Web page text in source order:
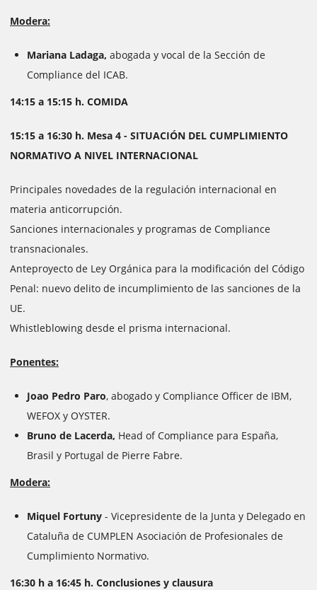
Modera:
Mariana Ladaga, abogada y vocal de la Sección de
Compliance del ICAB.
14:15 a 15:15 h. COMIDA
15:15 a 16:30 h. Mesa 4 - SITUACIÓN DEL CUMPLIMIENTO
NORMATIVO A NIVEL INTERNACIONAL
Principales novedades de la regulación internacional en
materia anticorrupción.
Sanciones internacionales y programas de Compliance
transnacionales.
Anteproyecto de Ley Orgánica para la modificación del Código
Penal: nuevo delito de incumplimiento de las sanciones de la
UE.
Whistleblowing desde el prisma internacional.
Ponentes:
Joao Pedro Paro, abogado y Compliance Officer de IBM,
WEFOX y OYSTER.
Bruno de Lacerda, Head of Compliance para España,
Brasil y Portugal de Pierre Fabre.
Modera:
Miquel Fortuny - Vicepresidente de la Junta y Delegado en
Cataluña de CUMPLEN Asociación de Profesionales de
Cumplimiento Normativo.
16:30 h a 16:45 h. Conclusiones y clausura